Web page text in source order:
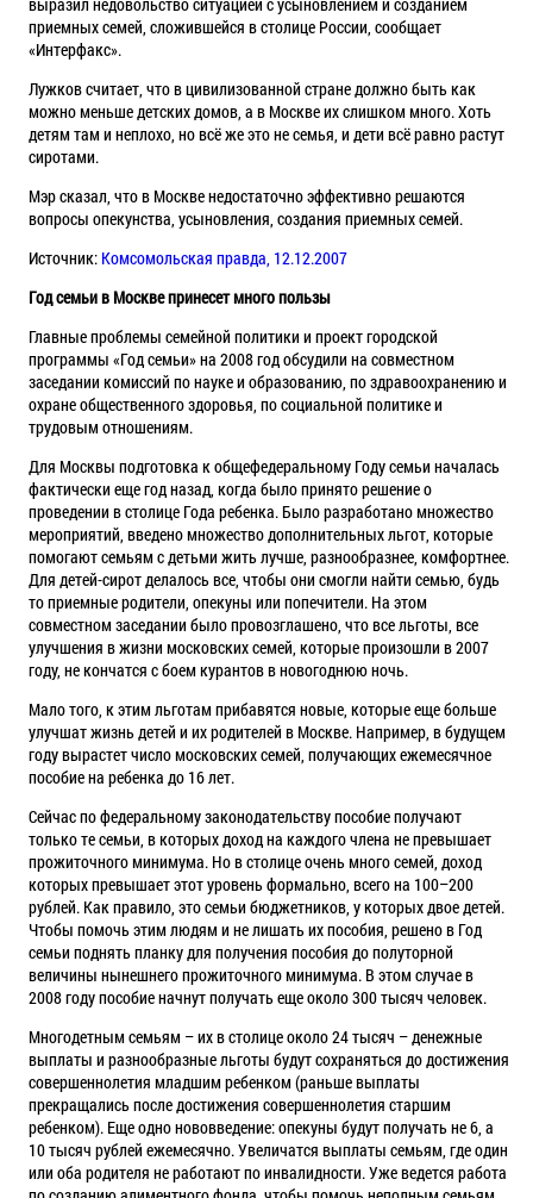
приемных семей, сложившейся в столице России, сообщает
«Интерфакс».
Лужков считает, что в цивилизованной стране должно быть как
можно меньше детских домов, а в Москве их слишком много. Хоть
детям там и неплохо, но всё же это не семья, и дети всё равно растут
сиротами.
Мэр сказал, что в Москве недостаточно эффективно решаются
вопросы опекунства, усыновления, создания приемных семей.
Источник: Комсомольская правда, 12.12.2007
Год семьи в Москве принесет много пользы
Главные проблемы семейной политики и проект городской
программы «Год семьи» на 2008 год обсудили на совместном
заседании комиссий по науке и образованию, по здравоохранению и
охране общественного здоровья, по социальной политике и
трудовым отношениям.
Для Москвы подготовка к общефедеральному Году семьи началась
фактически еще год назад, когда было принято решение о
проведении в столице Года ребенка. Было разработано множество
мероприятий, введено множество дополнительных льгот, которые
помогают семьям с детьми жить лучше, разнообразнее, комфортнее.
Для детей-сирот делалось все, чтобы они смогли найти семью, будь
то приемные родители, опекуны или попечители. На этом
совместном заседании было провозглашено, что все льготы, все
улучшения в жизни московских семей, которые произошли в 2007
году, не кончатся с боем курантов в новогоднюю ночь.
Мало того, к этим льготам прибавятся новые, которые еще больше
улучшат жизнь детей и их родителей в Москве. Например, в будущем
году вырастет число московских семей, получающих ежемесячное
пособие на ребенка до 16 лет.
Сейчас по федеральному законодательству пособие получают
только те семьи, в которых доход на каждого члена не превышает
прожиточного минимума. Но в столице очень много семей, доход
которых превышает этот уровень формально, всего на 100–200
рублей. Как правило, это семьи бюджетников, у которых двое детей.
Чтобы помочь этим людям и не лишать их пособия, решено в Год
семьи поднять планку для получения пособия до полуторной
величины нынешнего прожиточного минимума. В этом случае в
2008 году пособие начнут получать еще около 300 тысяч человек.
Многодетным семьям – их в столице около 24 тысяч – денежные
выплаты и разнообразные льготы будут сохраняться до достижения
совершеннолетия младшим ребенком (раньше выплаты
прекращались после достижения совершеннолетия старшим
ребенком). Еще одно нововведение: опекуны будут получать не 6, а
10 тысяч рублей ежемесячно. Увеличатся выплаты семьям, где один
или оба родителя не работают по инвалидности. Уже ведется работа